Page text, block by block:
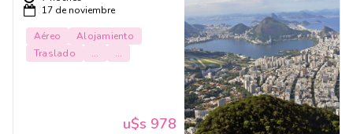
17 de noviembre
Aéreo
Alojamiento
Traslado
... ...
u$s 978